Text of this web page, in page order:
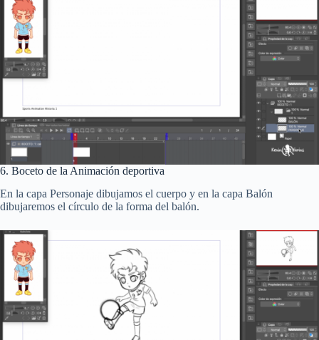
6. Boceto de la Animación deportiva
En la capa Personaje dibujamos el cuerpo y en la capa Balón
dibujaremos el círculo de la forma del balón.